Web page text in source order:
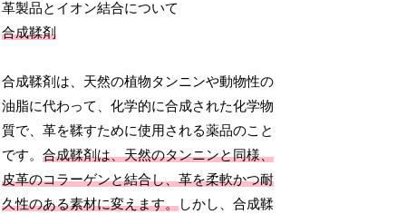
革製品とイオン結合について
合成鞣剤
合成鞣剤は、天然の植物タンニンや動物性の
油脂に代わって、化学的に合成された化学物
質で、革を鞣すために使用される薬品のこと
です。合成鞣剤は、天然のタンニンと同様、
皮革のコラーゲンと結合し、革を柔軟かつ耐
久性のある素材に変えます。しかし、合成鞣